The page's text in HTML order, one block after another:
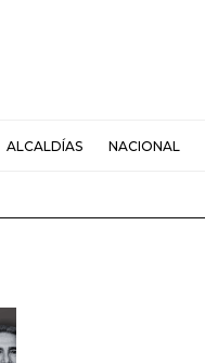
ALCALDÍAS NACIONAL